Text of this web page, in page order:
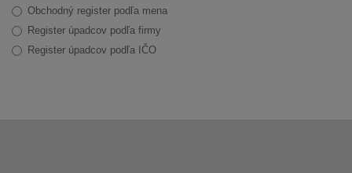
Obchodný register podľa mena
Register úpadcov podľa firmy
Register úpadcov podľa IČO